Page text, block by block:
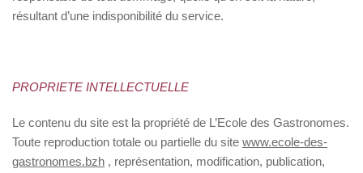
résultant d’une indisponibilité du service.
PROPRIETE INTELLECTUELLE
Le contenu du site est la propriété de L’Ecole des Gastronomes.
Toute reproduction totale ou partielle du site www.ecole-des-
gastronomes.bzh , représentation, modification, publication,